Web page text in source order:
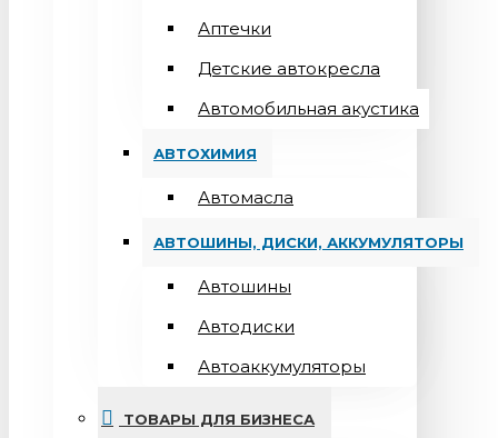
Аптечки
Детские автокресла
Автомобильная акустика
АВТОХИМИЯ
Автомасла
АВТОШИНЫ, ДИСКИ, АККУМУЛЯТОРЫ
Автошины
Автодиски
Автоаккумуляторы
ТОВАРЫ ДЛЯ БИЗНЕСА